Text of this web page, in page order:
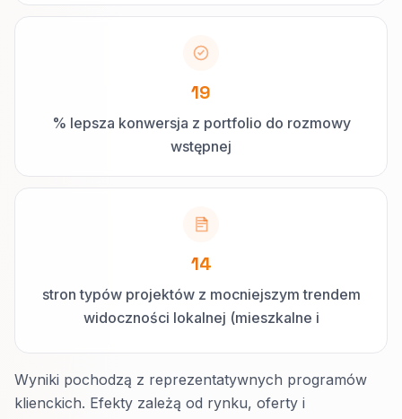
19
% lepsza konwersja z portfolio do rozmowy
wstępnej
14
stron typów projektów z mocniejszym trendem
widoczności lokalnej (mieszkalne i
Wyniki pochodzą z reprezentatywnych programów
klienckich. Efekty zależą od rynku, oferty i